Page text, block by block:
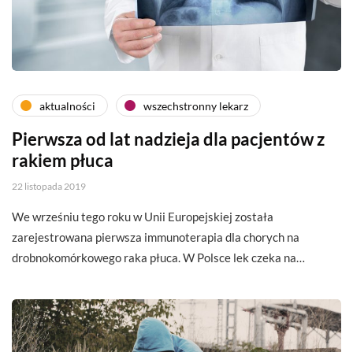
aktualności wszechstronny lekarz
Pierwsza od lat nadzieja dla pacjentów z
rakiem płuca
22 listopada 2019
We wrześniu tego roku w Unii Europejskiej została
zarejestrowana pierwsza immunoterapia dla chorych na
drobnokomórkowego raka płuca. W Polsce lek czeka na…